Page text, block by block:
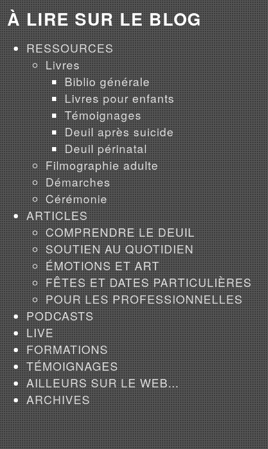
À LIRE SUR LE BLOG
RESSOURCES
Livres
Biblio générale
Livres pour enfants
Témoignages
Deuil après suicide
Deuil périnatal
Filmographie adulte
Démarches
Cérémonie
ARTICLES
COMPRENDRE LE DEUIL
SOUTIEN AU QUOTIDIEN
ÉMOTIONS ET ART
FÊTES ET DATES PARTICULIÈRES
POUR LES PROFESSIONNELLES
PODCASTS
LIVE
FORMATIONS
TÉMOIGNAGES
AILLEURS SUR LE WEB...
ARCHIVES